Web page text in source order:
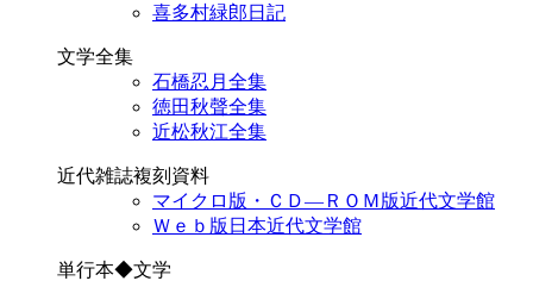
喜多村緑郎日記
文学全集
石橋忍月全集
徳田秋聲全集
近松秋江全集
近代雑誌複刻資料
マイクロ版・ＣＤ―ＲＯＭ版近代文学館
Ｗｅｂ版日本近代文学館
単行本◆文学